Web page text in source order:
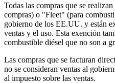
Todas las compras que se
compras) o "Fleet" (para
gobierno de los EE.UU. y están
ventas y el uso. Esta exención
combustible diésel que no son a
Las compras que se facturan
no se consideran ventas al
al impuesto sobre las ventas.